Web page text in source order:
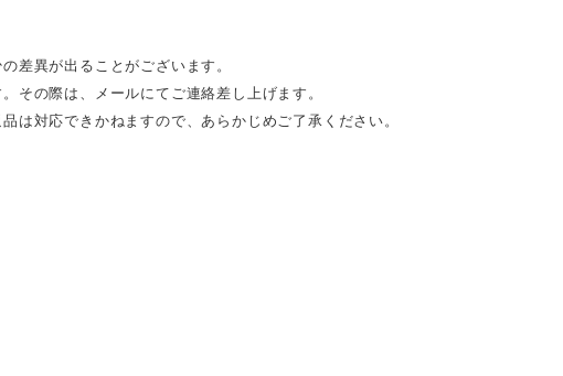
差異が出ることがございます。
その際は、メールにてご連絡差し上げます。
は対応できかねますので、あらかじめご了承ください。